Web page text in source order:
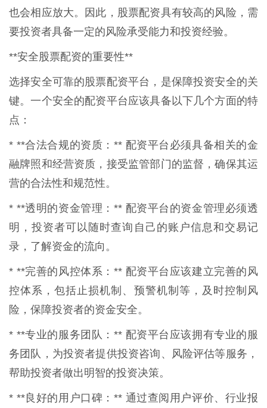
也会相应放大。因此，股票配资具有较高的风险，需
要投资者具备一定的风险承受能力和投资经验。
**安全股票配资的重要性**
选择安全可靠的股票配资平台，是保障投资安全的关
键。一个安全的配资平台应该具备以下几个方面的特
点：
* **合法合规的资质：** 配资平台必须具备相关的金
融牌照和经营资质，接受监管部门的监督，确保其运
营的合法性和规范性。
* **透明的资金管理：** 配资平台的资金管理必须透
明，投资者可以随时查询自己的账户信息和交易记
录，了解资金的流向。
* **完善的风控体系：** 配资平台应该建立完善的风
控体系，包括止损机制、预警机制等，及时控制风
险，保障投资者的资金安全。
* **专业的服务团队：** 配资平台应该拥有专业的服
务团队，为投资者提供投资咨询、风险评估等服务，
帮助投资者做出明智的投资决策。
* **良好的用户口碑：** 通过查阅用户评价、行业报